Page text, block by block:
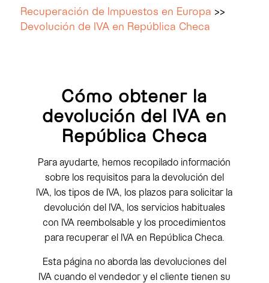
Recuperación de Impuestos en Europa >>
Devolución de IVA en República Checa
Cómo obtener la
devolución del IVA en
República Checa
Para ayudarte, hemos recopilado información
sobre los requisitos para la devolución del
IVA, los tipos de IVA, los plazos para solicitar la
devolución del IVA, los servicios habituales
con IVA reembolsable y los procedimientos
para recuperar el IVA en República Checa.
Esta página no aborda las devoluciones del
IVA cuando el vendedor y el cliente tienen su